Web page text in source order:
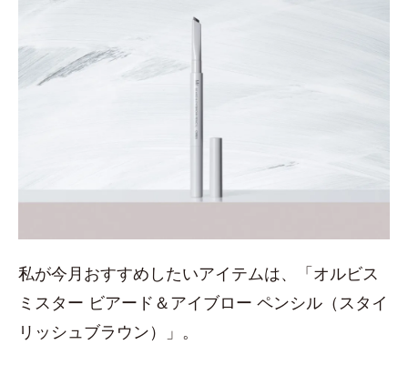
私が今月おすすめしたいアイテムは、「オルビス
ミスター ビアード＆アイブロー ペンシル（スタイ
リッシュブラウン）」。